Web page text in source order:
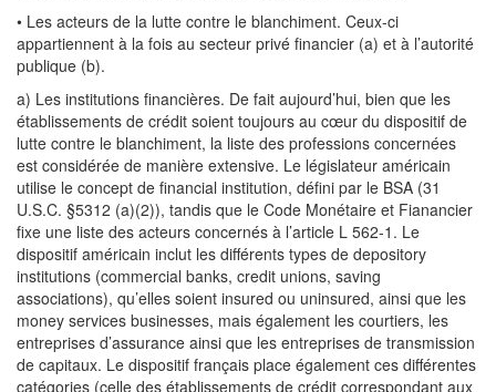
• Les acteurs de la lutte contre le blanchiment. Ceux-ci
appartiennent à la fois au secteur privé financier (a) et à l’autorité
publique (b).
a) Les institutions financières. De fait aujourd’hui, bien que les
établissements de crédit soient toujours au cœur du dispositif de
lutte contre le blanchiment, la liste des professions concernées
est considérée de manière extensive. Le législateur américain
utilise le concept de financial institution, défini par le BSA (31
U.S.C. §5312 (a)(2)), tandis que le Code Monétaire et Fianancier
fixe une liste des acteurs concernés à l’article L 562-1. Le
dispositif américain inclut les différents types de depository
institutions (commercial banks, credit unions, saving
associations), qu’elles soient insured ou uninsured, ainsi que les
money services businesses, mais également les courtiers, les
entreprises d’assurance ainsi que les entreprises de transmission
de capitaux. Le dispositif français place également ces différentes
catégories (celle des établissements de crédit correspondant aux